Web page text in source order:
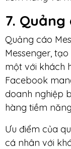
7.
Quảng cáo
Messenger,
một với khách
Facebook
doanh nghiệp
hàng tiềm
Ưu điểm của
cá nhân với